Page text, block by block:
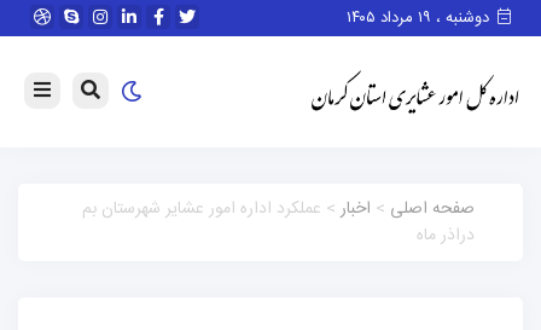
دوشنبه ، ۱۹ مرداد ۱۴۰۵
صفحه اصلی > اخبار> عملکرد اداره امور عشایر شهرستان بم
دراذر ماه